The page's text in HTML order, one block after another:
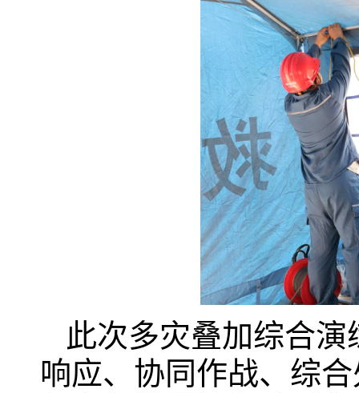
此次多灾叠加综合
响应、协同作战、综